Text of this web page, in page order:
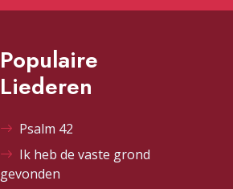
Populaire
Liederen
Psalm 42
Ik heb de vaste grond
gevonden